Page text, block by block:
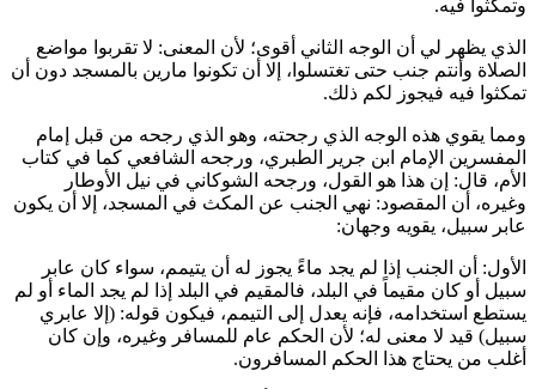
وتمكثوا فيه.
الذي يظهر لي أن الوجه الثاني أقوى؛ لأن المعنى: لا تقربوا مواضع
الصلاة وأنتم جنب حتى تغتسلوا، إلا أن تكونوا مارين بالمسجد دون أن
تمكثوا فيه فيجوز لكم ذلك.
ومما يقوي هذه الوجه الذي رجحته، وهو الذي رجحه من قبل إمام
المفسرين الإمام ابن جرير الطبري، ورجحه الشافعي كما في كتاب
الأم، قال: إن هذا هو القول، ورجحه الشوكاني في نيل الأوطار
وغيره، أن المقصود: نهي الجنب عن المكث في المسجد، إلا أن يكون
عابر سبيل، يقويه وجهان:
الأول: أن الجنب إذا لم يجد ماءً يجوز له أن يتيمم، سواء كان عابر
سبيل أو كان مقيماً في البلد، فالمقيم في البلد إذا لم يجد الماء أو لم
يستطع استخدامه، فإنه يعدل إلى التيمم، فيكون قوله: (إلا عابري
سبيل) قيد لا معنى له؛ لأن الحكم عام للمسافر وغيره، وإن كان
أغلب من يحتاج هذا الحكم المسافرون.